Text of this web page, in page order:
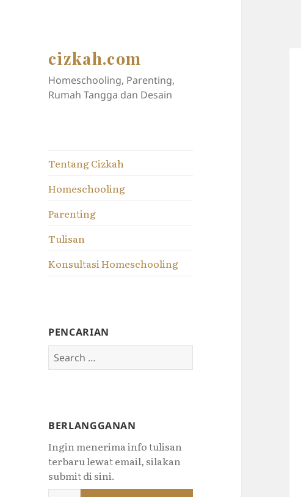
cizkah.com
Homeschooling, Parenting,
Rumah Tangga dan Desain
Tentang Cizkah
Homeschooling
Parenting
Tulisan
Konsultasi Homeschooling
PENCARIAN
Search
for:
BERLANGGANAN
Ingin menerima info tulisan
terbaru lewat email, silakan
submit di sini.